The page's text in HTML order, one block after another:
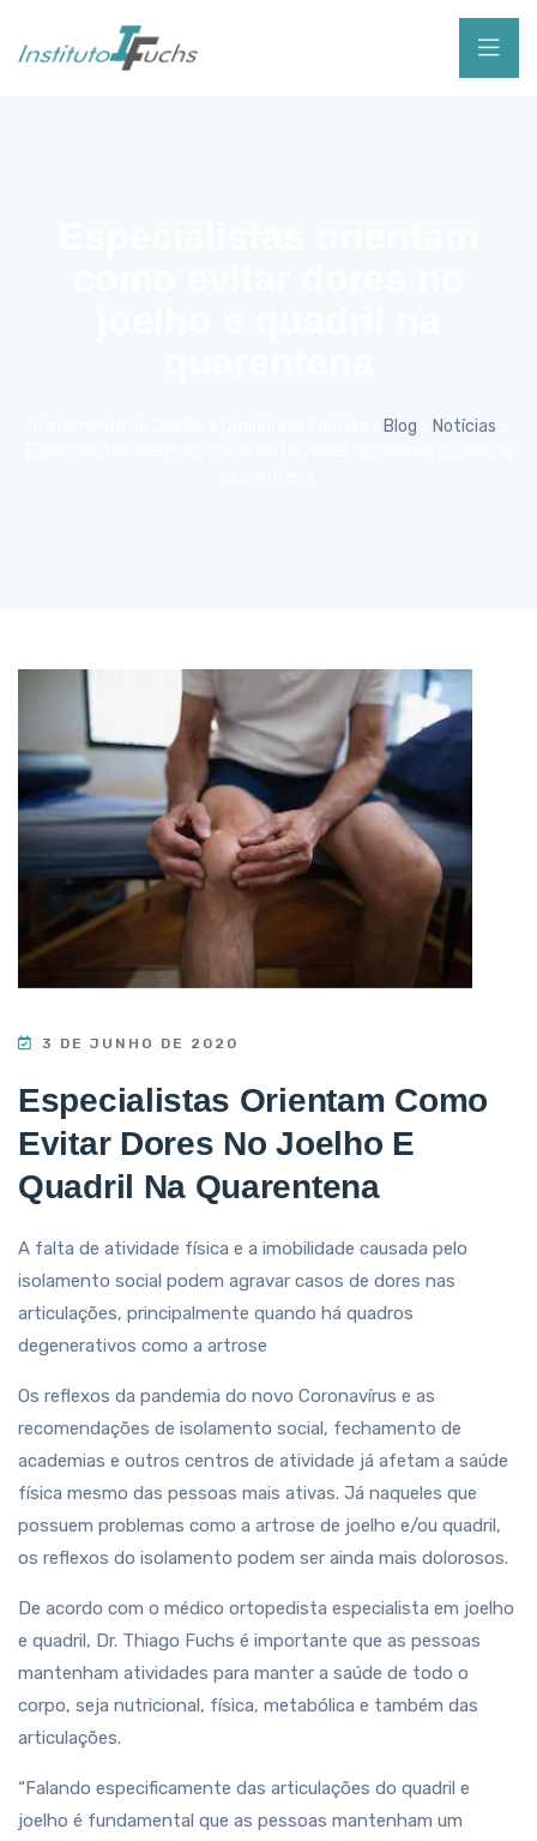
Blog Notícias
3 DE JUNHO DE 2020
Especialistas Orientam Como
Evitar Dores No Joelho E
Quadril Na Quarentena
A falta de atividade física e a imobilidade causada pelo
isolamento social podem agravar casos de dores nas
articulações, principalmente quando há quadros
degenerativos como a artrose
Os reflexos da pandemia do novo Coronavírus e as
recomendações de isolamento social, fechamento de
academias e outros centros de atividade já afetam a saúde
física mesmo das pessoas mais ativas. Já naqueles que
possuem problemas como a artrose de joelho e/ou quadril,
os reflexos do isolamento podem ser ainda mais dolorosos.
De acordo com o médico ortopedista especialista em joelho
e quadril, Dr. Thiago Fuchs é importante que as pessoas
mantenham atividades para manter a saúde de todo o
corpo, seja nutricional, física, metabólica e também das
articulações.
“Falando especificamente das articulações do quadril e
joelho é fundamental que as pessoas mantenham um